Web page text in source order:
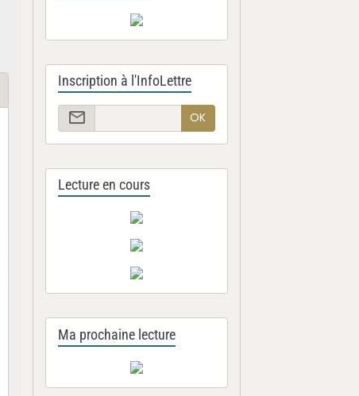
Inscription à l'InfoLettre
OK
Lecture en cours
Ma prochaine lecture